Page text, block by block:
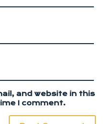
and website in this
I comment.